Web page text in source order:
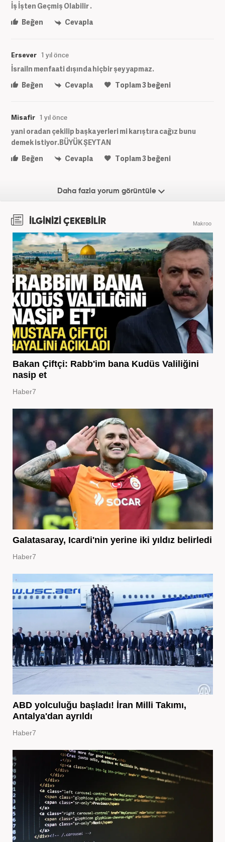
İş İşten Geçmiş Olabilir .
Beğen
Cevapla
Ersever 1 yıl önce
İsrailn menfaati dışında hiçbir şey yapmaz.
Beğen
Cevapla Toplam3beğeni
Misafir 1 yıl önce
yani oradan çekilip başka yerleri mi karıştıra cağız bunu
demek istiyor.BÜYÜK ŞEYTAN
Beğen
Cevapla Toplam3beğeni
Daha fazla yorum görüntüle
İLGİNİZİ ÇEKEBİLİR Makroo
Bakan Çiftçi: Rabb'im bana Kudüs Valiliğini
nasip et
Haber7
Galatasaray, Icardi'nin yerine iki yıldız belirledi
Haber7
ABD yolculuğu başladı! İran Milli Takımı,
Antalya'dan ayrıldı
Haber7